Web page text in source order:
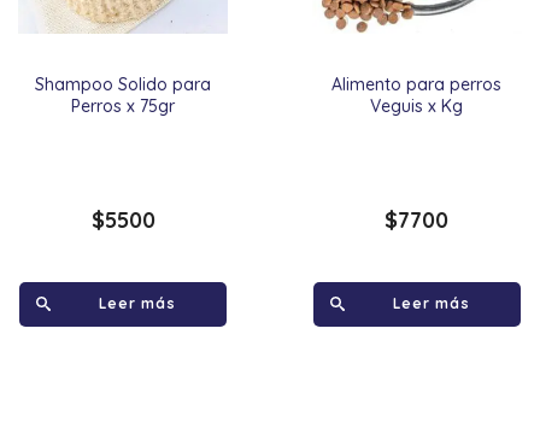
Shampoo Solido para
Perros x 75gr
$5500
Leer más
Alimento para perros
Veguis x Kg
$7700
Leer más